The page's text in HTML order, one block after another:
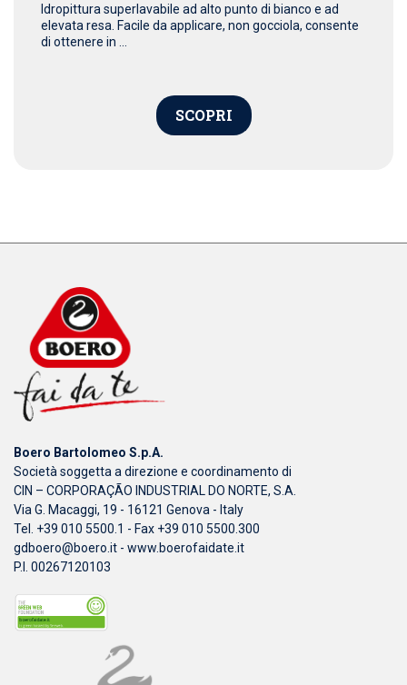
Idropittura superlavabile ad alto punto di bianco e ad
elevata resa. Facile da applicare, non gocciola, consente
di ottenere in ...
SCOPRI
Boero Bartolomeo S.p.A.
Società soggetta a direzione e coordinamento di
CIN – CORPORAÇÃO INDUSTRIAL DO NORTE, S.A.
Via G. Macaggi, 19 - 16121 Genova - Italy
Tel. +39 010 5500.1 - Fax +39 010 5500.300
gdboero@boero.it - www.boerofaidate.it
P.I. 00267120103